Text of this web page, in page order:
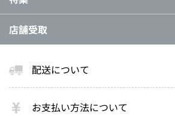
店舗受取
配送について
お支払い方法について